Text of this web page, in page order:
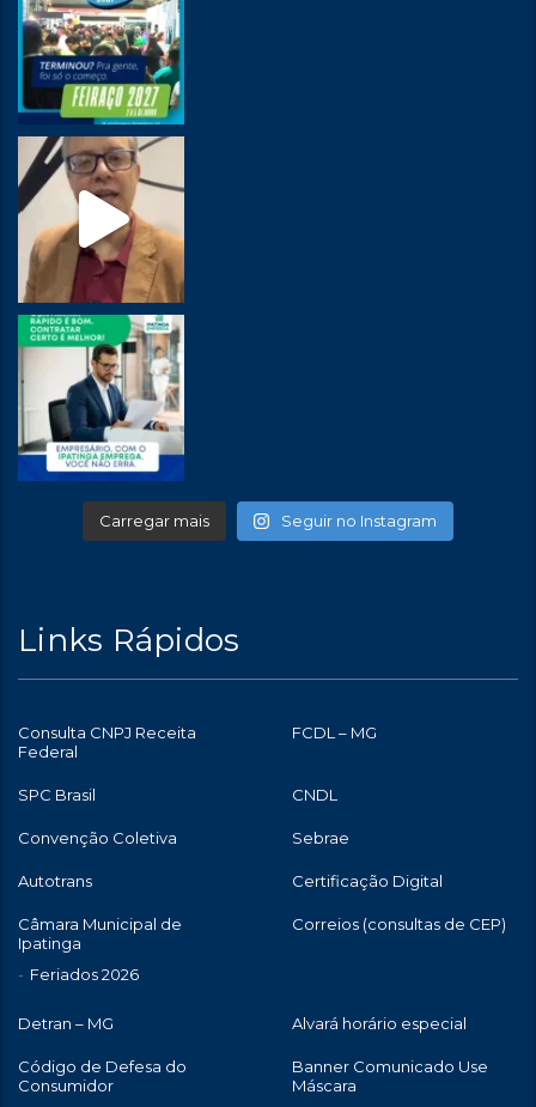
Carregar mais Seguir no Instagram
Links Rápidos
Consulta CNPJ Receita
Federal
FCDL – MG
SPC Brasil CNDL
Convenção Coletiva Sebrae
Autotrans Certificação Digital
Câmara Municipal de
Ipatinga
Feriados 2026
Correios (consultas de CEP)
Detran – MG Alvará horário especial
Código de Defesa do
Consumidor
Banner Comunicado Use
Máscara